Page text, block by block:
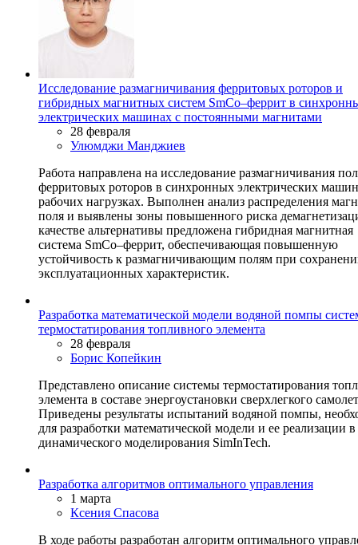
Исследование размагничивания ферритовых роторов и
гибридных магнитных систем SmCo–феррит в
электрических машинах с постоянными магнитами
28 февраля
Улюмджи Манджиев
Работа направлена на исследование размагничивания
ферритовых роторов в синхронных электрических
рабочих нагрузках. Выполнен анализ распределения
поля и выявлены зоны повышенного риска
качестве альтернативы предложена гибридная магнитная
система SmCo–феррит, обеспечивающая повышенную
устойчивость к размагничивающим полям при
эксплуатационных характеристик.
Разработка математической модели водяной помпы
термостатирования топливного элемента
28 февраля
Борис Копейкин
Представлено описание системы термостатирования
элемента в составе энергоустановки сверхлегкого
Приведены результаты испытаний водяной помпы,
для разработки математической модели и ее реализации в
динамического моделирования SimInTech.
Разработка алгоритмов оптимального управления
1 марта
Ксения Спасова
В ходе работы разработан алгоритм оптимального